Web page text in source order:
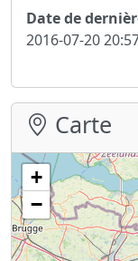
Date de
2016-07-20
Carte
+
−